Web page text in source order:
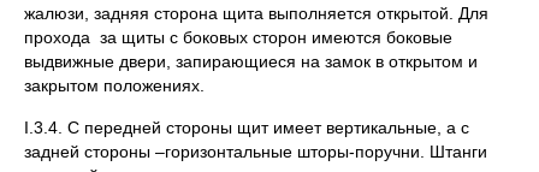
жалюзи, задняя сторона щита выполняется открытой. Для
прохода за щиты с боковых сторон имеются боковые
выдвижные двери, запирающиеся на замок в открытом и
закрытом положениях.
I.3.4. С передней стороны щит имеет вертикальные, а с
задней стороны –горизонтальные шторы-поручни. Штанги